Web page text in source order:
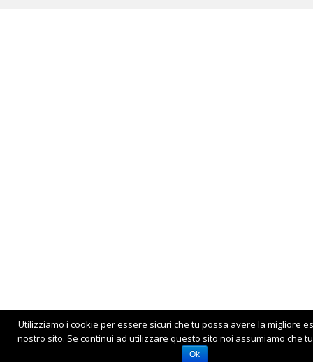
Utilizziamo i cookie per essere sicuri che tu possa avere la migliore
nostro sito. Se continui ad utilizzare questo sito noi assumiamo che
Ok